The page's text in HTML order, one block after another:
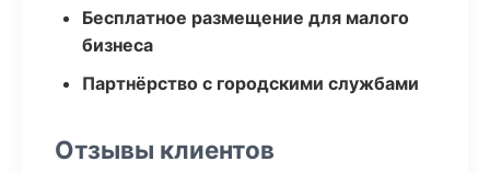
Бесплатное размещение для малого
бизнеса
Партнёрство с городскими службами
Отзывы клиентов